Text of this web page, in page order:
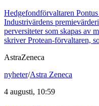
Hedgefondförvaltaren
Industrivärdens
perversiteter som skapas av
skriver Protean-förvaltaren,
AstraZeneca
nyheter/Astra Zeneca
4 augusti, 10:59